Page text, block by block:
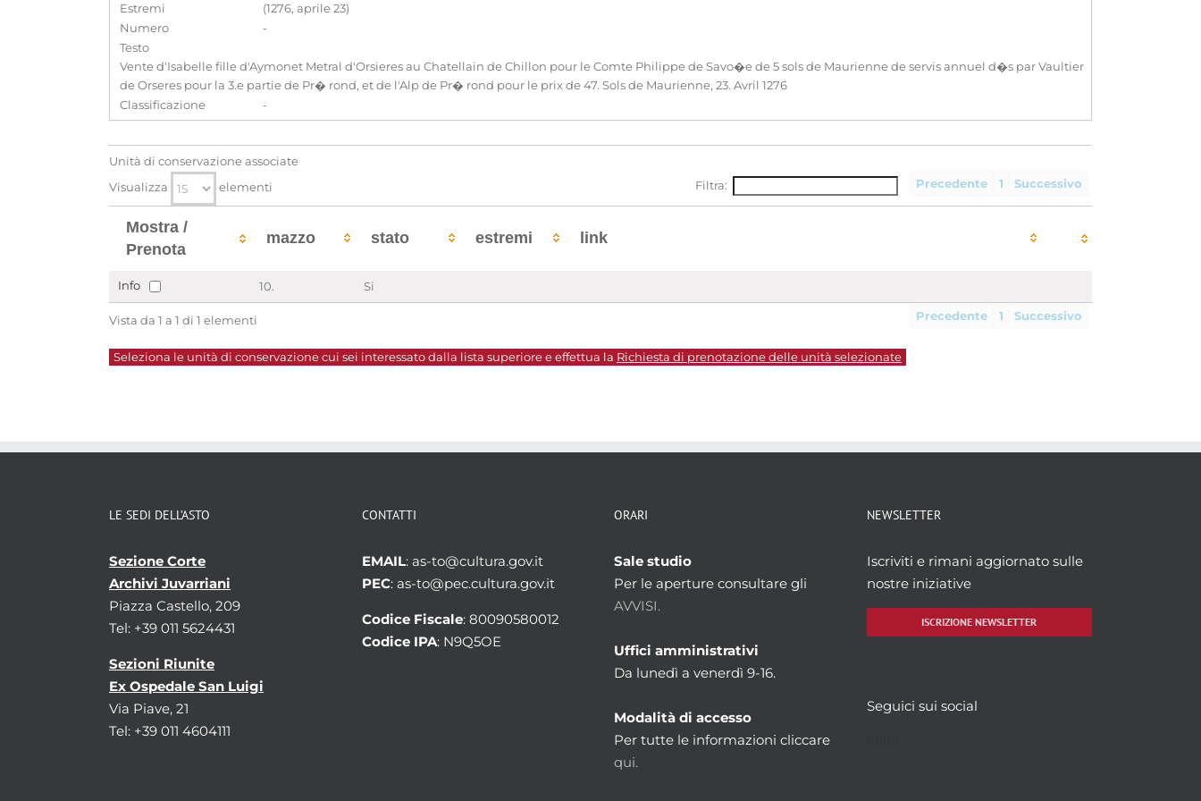
Estremi
(1276, aprile 23)
Numero
-
Testo
Vente d'Isabelle fille d'Aymonet Metral d'Orsieres au Chatellain de Chillon pour le Comte Philippe de Savo�e de 5 sols de Maurienne de servis annuel d�s par Vaultier
de Orseres pour la 3.e partie de Pr� rond, et de l'Alp de Pr� rond pour le prix de 47. Sols de Maurienne, 23. Avril 1276
Classificazione
-
Unità di conservazione associate
Precedente
1 Successivo
Visualizza elementi Filtra:
Mostra /
Prenota
mazzo stato estremi link
Info 10. Si
Vista da 1 a 1 di 1 elementi Precedente 1 Successivo
Seleziona le unità di conservazione cui sei interessato dalla lista superiore e effettua la Richiesta di prenotazione delle unità selezionate
LE SEDI DELL’ASTO
Sezione Corte
Archivi Juvarriani
Piazza Castello, 209
Tel: +39 011 5624431
Sezioni Riunite
Ex Ospedale San Luigi
Via Piave, 21
Tel: +39 011 4604111
CONTATTI
EMAIL: as-to@cultura.gov.it
PEC: as-to@pec.cultura.gov.it
Codice Fiscale: 80090580012
Codice IPA: N9Q5OE
ORARI
Sale studio
Per le aperture consultare gli
AVVISI.
Uffici amministrativi
Da lunedì a venerdì 9-16.
Modalità di accesso
Per tutte le informazioni cliccare
qui.
NEWSLETTER
Iscriviti e rimani aggiornato sulle
nostre iniziative
ISCRIZIONE NEWSLETTER
Seguici sui social